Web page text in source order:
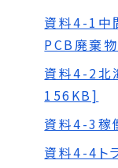
資料4-1中
PCB廃棄
資料4-2北
156KB]
資料4-3
資料4-4ト